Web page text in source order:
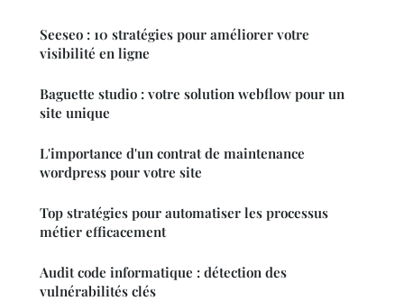
Seeseo : 10 stratégies pour améliorer votre
visibilité en ligne
Baguette studio : votre solution webflow pour un
site unique
L'importance d'un contrat de maintenance
wordpress pour votre site
Top stratégies pour automatiser les processus
métier efficacement
Audit code informatique : détection des
vulnérabilités clés